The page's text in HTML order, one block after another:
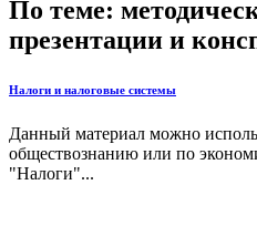
По теме:
презентации и
Налоги и налоговые системы
Данный материал можно
обществознанию или по
"Налоги"...